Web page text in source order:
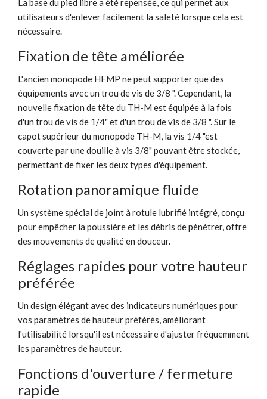
utilisateurs d'enlever facilement la saleté lorsque cela est
nécessaire.
Fixation de tête améliorée
L'ancien monopode HFMP ne peut supporter que des
équipements avec un trou de vis de 3/8 ". Cependant, la
nouvelle fixation de tête du TH-M est équipée à la fois
d'un trou de vis de 1/4" et d'un trou de vis de 3/8 ". Sur le
capot supérieur du monopode TH-M, la vis 1/4 "est
couverte par une douille à vis 3/8" pouvant être stockée,
permettant de fixer les deux types d'équipement.
Rotation panoramique fluide
Un système spécial de joint à rotule lubrifié intégré, conçu
pour empêcher la poussière et les débris de pénétrer, offre
des mouvements de qualité en douceur.
Réglages rapides pour votre hauteur
préférée
Un design élégant avec des indicateurs numériques pour
vos paramètres de hauteur préférés, améliorant
l'utilisabilité lorsqu'il est nécessaire d'ajuster fréquemment
les paramètres de hauteur.
Fonctions d'ouverture / fermeture
rapide